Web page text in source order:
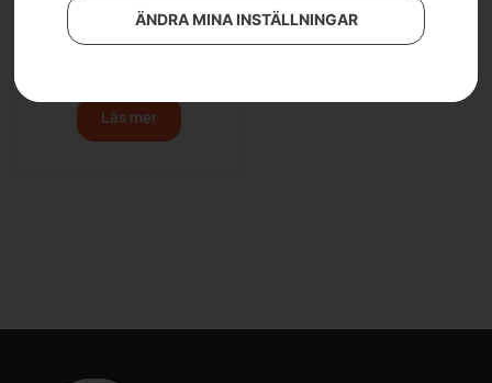
ÄNDRA MINA INSTÄLLNINGAR
Klippaggregat –
CombiClip® 122
Läs mer